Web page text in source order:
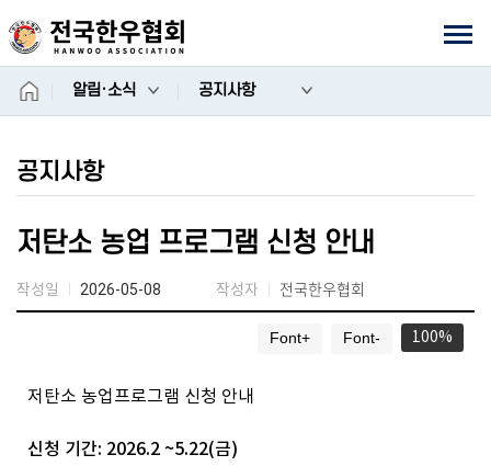
상단
모바일메뉴
홈
알림·소식 공지사항
공지사항
저탄소 농업 프로그램 신청 안내
작성일 2026-05-08 작성자 전국한우협회
100
Font+ Font-
저탄소 농업프로그램 신청 안내
신청 기간: 2026.2 ~5.22(금)